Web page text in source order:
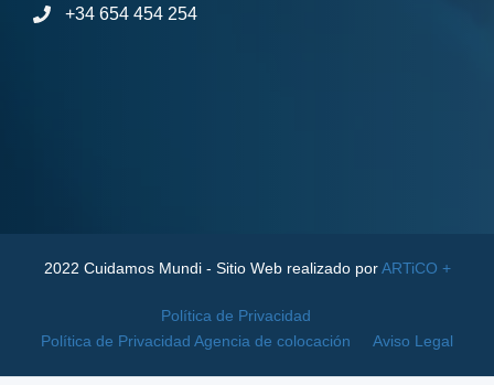
+34 654 454 254
2022 Cuidamos Mundi - Sitio Web realizado porARTiCO +
Política de Privacidad
Política de Privacidad Agencia de colocación
Aviso Legal